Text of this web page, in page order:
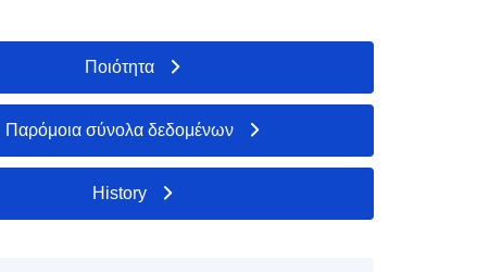
Ποιότητα
Παρόμοια σύνολα δεδομένων
History